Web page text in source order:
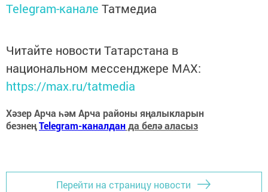
Telegram-канале Татмедиа
Читайте новости Татарстана в
национальном мессенджере MАХ:
https://max.ru/tatmedia
Хәзер Арча һәм Арча районы яңалыкларын
безнеңTelegram-каналданда белә аласыз
Перейти на страницу новости